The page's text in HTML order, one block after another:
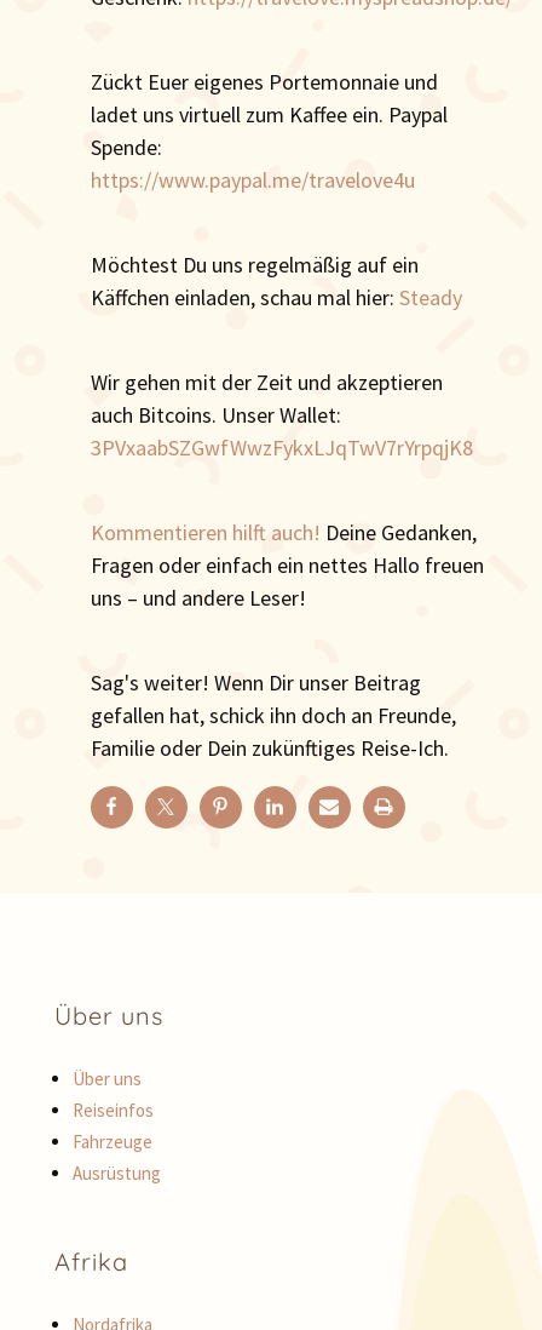
Zückt Euer eigenes Portemonnaie und
ladet uns virtuell zum Kaffee ein. Paypal
Spende:
https://www.paypal.me/travelove4u
Möchtest Du uns regelmäßig auf ein
Käffchen einladen, schau mal hier: Steady
Wir gehen mit der Zeit und akzeptieren
auch Bitcoins. Unser Wallet:
3PVxaabSZGwfWwzFykxLJqTwV7rYrpqjK8
Kommentieren hilft auch! Deine Gedanken,
Fragen oder einfach ein nettes Hallo freuen
uns – und andere Leser!
Sag's weiter! Wenn Dir unser Beitrag
gefallen hat, schick ihn doch an Freunde,
Familie oder Dein zukünftiges Reise-Ich.
Über uns
Über uns
Reiseinfos
Fahrzeuge
Ausrüstung
Afrika
Nordafrika